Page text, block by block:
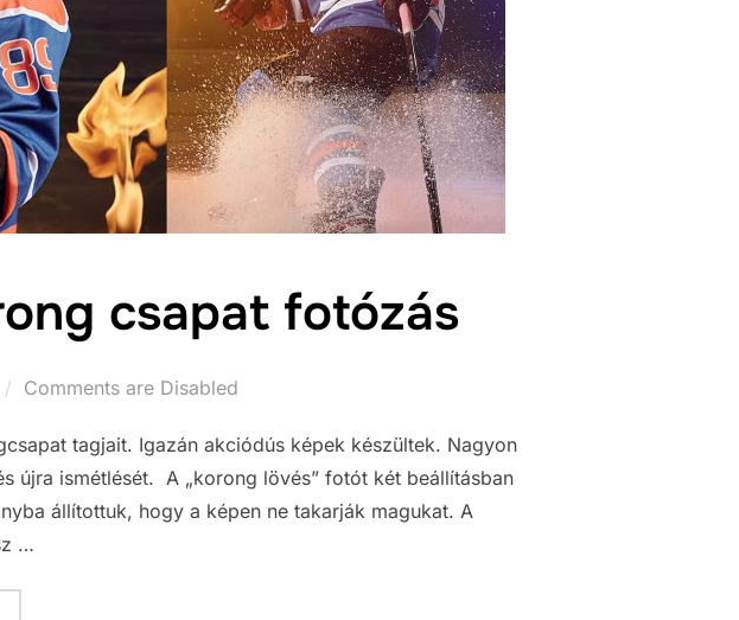
csapat fotózás
Comments are Disabled
tagjait. Igazán akciódús képek készültek. Nagyon
újra ismétlését. A „korong lövés” fotót két beállításban
állítottuk, hogy a képen ne takarják magukat. A
…